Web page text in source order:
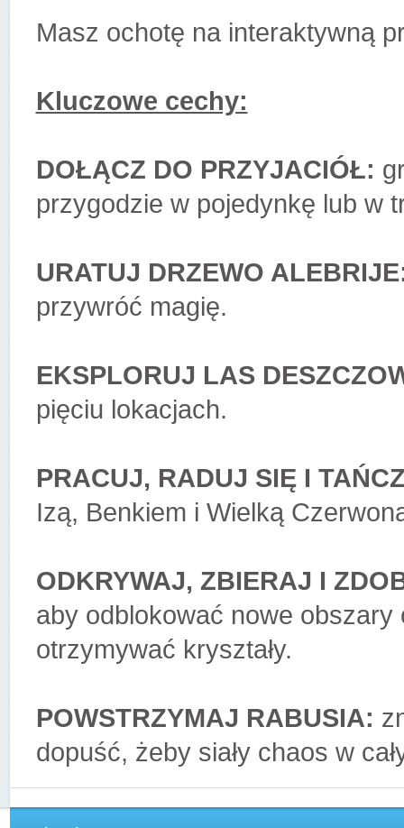
Masz ochotę na interaktywną
Kluczowe cechy:
DOŁĄCZ DO PRZYJACIÓŁ:
przygodzie w pojedynkę lub w
URATUJ DRZEWO
przywróć magię.
EKSPLORUJ LAS
pięciu lokacjach.
PRACUJ, RADUJ SIĘ I
Izą, Benkiem i Wielką
ODKRYWAJ, ZBIERAJ I
aby odblokować nowe
otrzymywać kryształy.
POWSTRZYMAJ RABUSIA:
dopuść, żeby siały chaos w